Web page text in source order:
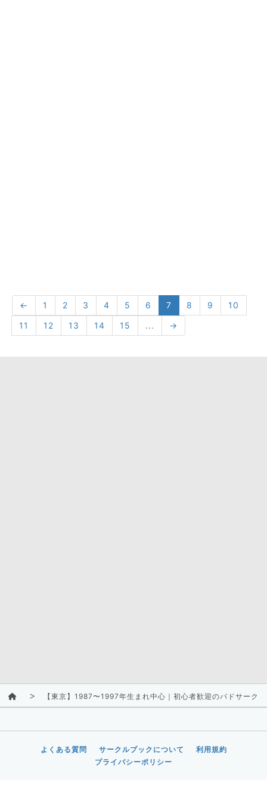
← 1 2 3 4 5 6 7 8 9
10
11
12 13 14 15 ... →
【東京】1987〜1997年生まれ中心｜初心者歓迎のバドサーク
よくある質問 サークルブックについて
利用規約
プライバシーポリシー